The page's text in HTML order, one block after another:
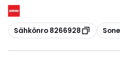
Kopioi
Sähkönro 8266928 Kopioi